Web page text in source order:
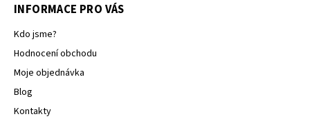
INFORMACE PRO VÁS
Kdo jsme?
Hodnocení obchodu
Moje objednávka
Blog
Kontakty